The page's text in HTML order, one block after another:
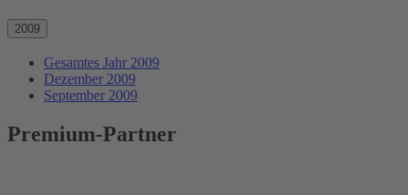
2009
Gesamtes Jahr 2009
Dezember 2009
September 2009
Premium-Partner